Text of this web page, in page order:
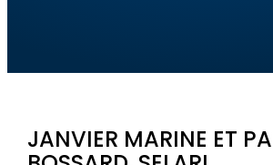
JANVIER MARINE ET